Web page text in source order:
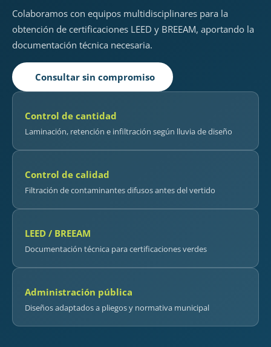
Colaboramos con equipos multidisciplinares para la
obtención de certificaciones LEED y BREEAM, aportando la
documentación técnica necesaria.
Consultar sin compromiso
Control de cantidad
Laminación, retención e infiltración según lluvia de diseño
Control de calidad
Filtración de contaminantes difusos antes del vertido
LEED / BREEAM
Documentación técnica para certificaciones verdes
Administración pública
Diseños adaptados a pliegos y normativa municipal